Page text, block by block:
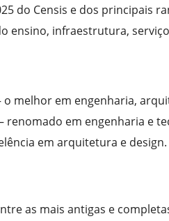
do Censis e dos principais
ensino, infraestrutura,
o melhor em engenharia,
renomado em engenharia e
em arquitetura e design.
as mais antigas e